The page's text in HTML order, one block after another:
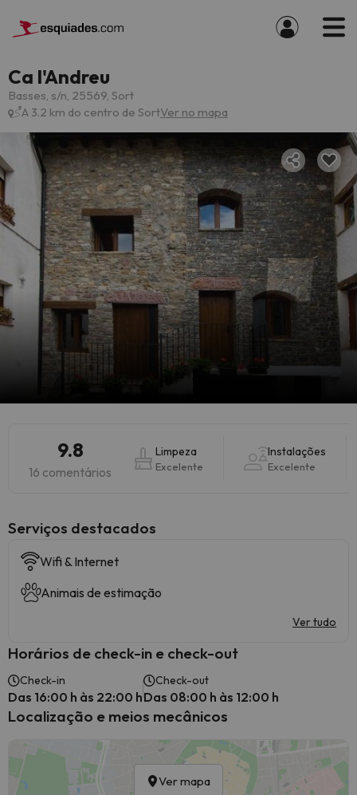
Ca l'Andreu
Basses, s/n, 25569, Sort
A 3.2 km do centro de SortVer no mapa
9.8
16 comentários
Limpeza
Excelente
Instalações
Excelente
Serviços destacados
Wifi & Internet
Animais de estimação
Ver tudo
Horários de check-in e check-out
Check-in
Das 16:00 h às 22:00 h
Check-out
Das 08:00 h às 12:00 h
Localização e meios mecânicos
Ver mapa